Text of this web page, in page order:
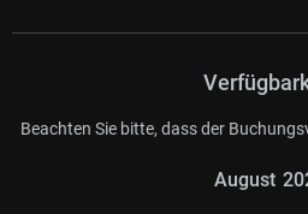
Beachten Sie bitte, dass der
August